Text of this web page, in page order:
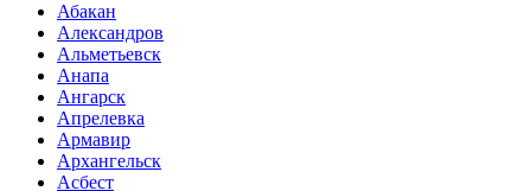
Абакан
Александров
Альметьевск
Анапа
Ангарск
Апрелевка
Армавир
Архангельск
Асбест